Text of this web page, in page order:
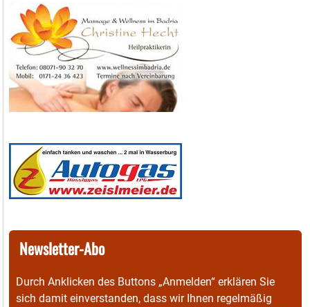
Newsletter-Abo
Durch Anklicken des Buttons „Anmelden“ erklären Sie
sich damit einverstanden, dass wir Ihnen regelmäßig